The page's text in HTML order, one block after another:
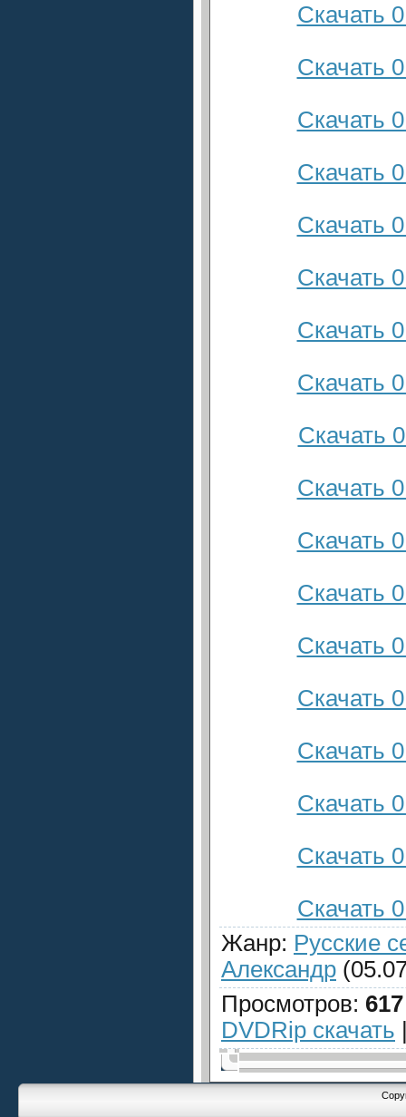
Скачать
Скачать
Скачать
Скачать
Скачать
Скачать
Скачать
Скачать
Скачать
Скачать
Скачать
Скачать
Скачать
Скачать
Скачать
Скачать
Скачать
Скачать
Жанр: Русские
Александр
Просмотров: 617
DVDRip скачать